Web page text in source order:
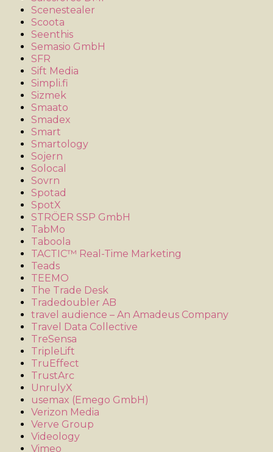
Scenestealer
Scoota
Seenthis
Semasio GmbH
SFR
Sift Media
Simpli.fi
Sizmek
Smaato
Smadex
Smart
Smartology
Sojern
Solocal
Sovrn
Spotad
SpotX
STRÖER SSP GmbH
TabMo
Taboola
TACTIC™ Real-Time Marketing
Teads
TEEMO
The Trade Desk
Tradedoubler AB
travel audience – An Amadeus Company
Travel Data Collective
TreSensa
TripleLift
TruEffect
TrustArc
UnrulyX
usemax (Emego GmbH)
Verizon Media
Verve Group
Videology
Vimeo